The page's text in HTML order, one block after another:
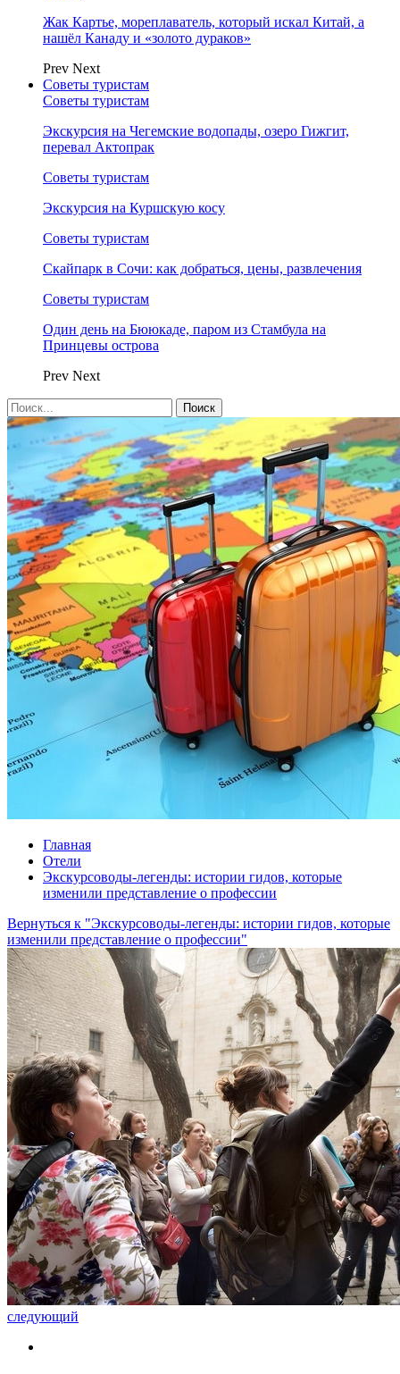
Жак Картье, мореплаватель, который искал Китай, а
нашёл Канаду и «золото дураков»
Prev Next
Советы туристам
Советы туристам
Экскурсия на Чегемские водопады, озеро Гижгит,
перевал Актопрак
Советы туристам
Экскурсия на Куршскую косу
Советы туристам
Скайпарк в Сочи: как добраться, цены, развлечения
Советы туристам
Один день на Бююкаде, паром из Стамбула на
Принцевы острова
Prev Next
Главная
Отели
Экскурсоводы-легенды: истории гидов, которые
изменили представление о профессии
Вернуться к "Экскурсоводы-легенды: истории гидов, которые
изменили представление о профессии"
следующий